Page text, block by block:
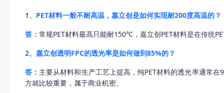
1、PET材料一般不耐高温，嘉立创是如何实现耐200度高温的？
答： 常规PET材料最高只能耐150℃，嘉立创PET材料是在传统
2、嘉立创透明FPC的透光率是如何做到85%的？
答： 主要从材料和生产工艺上提高，纯PET材料的透光率通常
方就比较重要，属于商业机密。